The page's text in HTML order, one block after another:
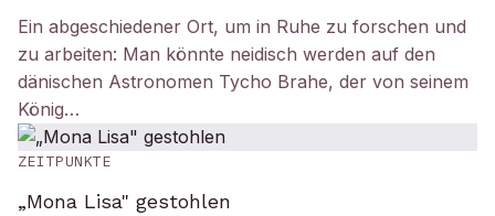
Ein abgeschiedener Ort, um in Ruhe zu forschen und
zu arbeiten: Man könnte neidisch werden auf den
dänischen Astronomen Tycho Brahe, der von seinem
König…
ZEITPUNKTE
„Mona Lisa" gestohlen